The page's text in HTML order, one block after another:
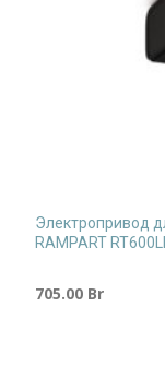
Электропривод
RAMPART
705.00 Br